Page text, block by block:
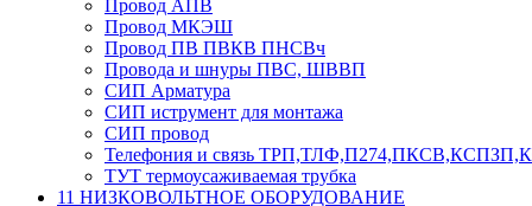
Провод АПВ
Провод МКЭШ
Провод ПВ ПВКВ ПНСВч
Провода и шнуры ПВС, ШВВП
СИП Арматура
СИП иструмент для монтажа
СИП провод
Телефония и связь
ТУТ термоусаживаемая трубка
11 НИЗКОВОЛЬТНОЕ ОБОРУДОВАНИЕ